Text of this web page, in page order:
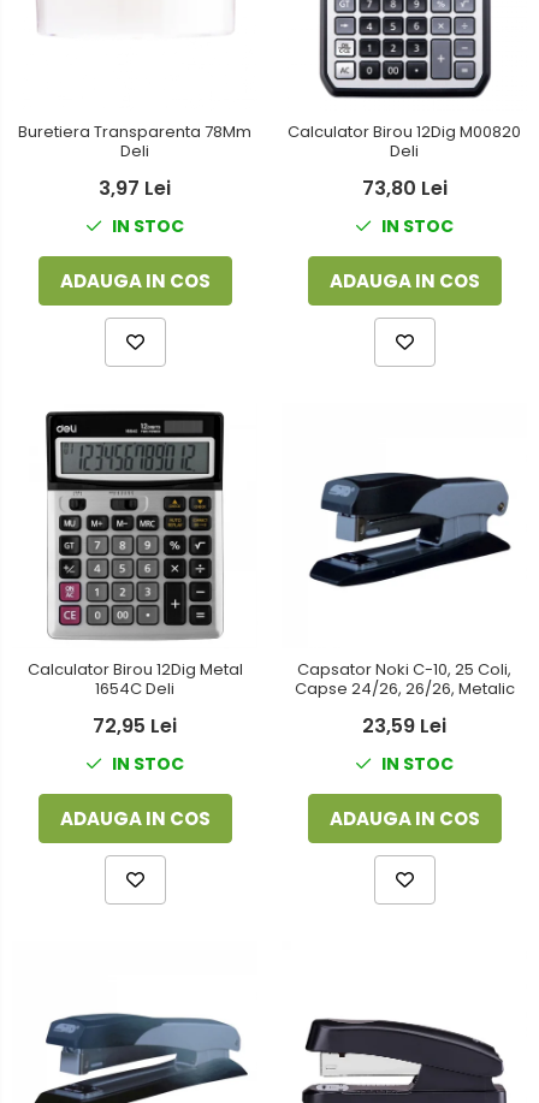
Buretiera Transparenta 78Mm
Deli
3,97 Lei
IN STOC
ADAUGA IN COS
Calculator Birou 12Dig M00820
Deli
73,80 Lei
IN STOC
ADAUGA IN COS
Calculator Birou 12Dig Metal
1654C Deli
72,95 Lei
IN STOC
ADAUGA IN COS
Capsator Noki C-10, 25 Coli,
Capse 24/26, 26/26, Metalic
23,59 Lei
IN STOC
ADAUGA IN COS